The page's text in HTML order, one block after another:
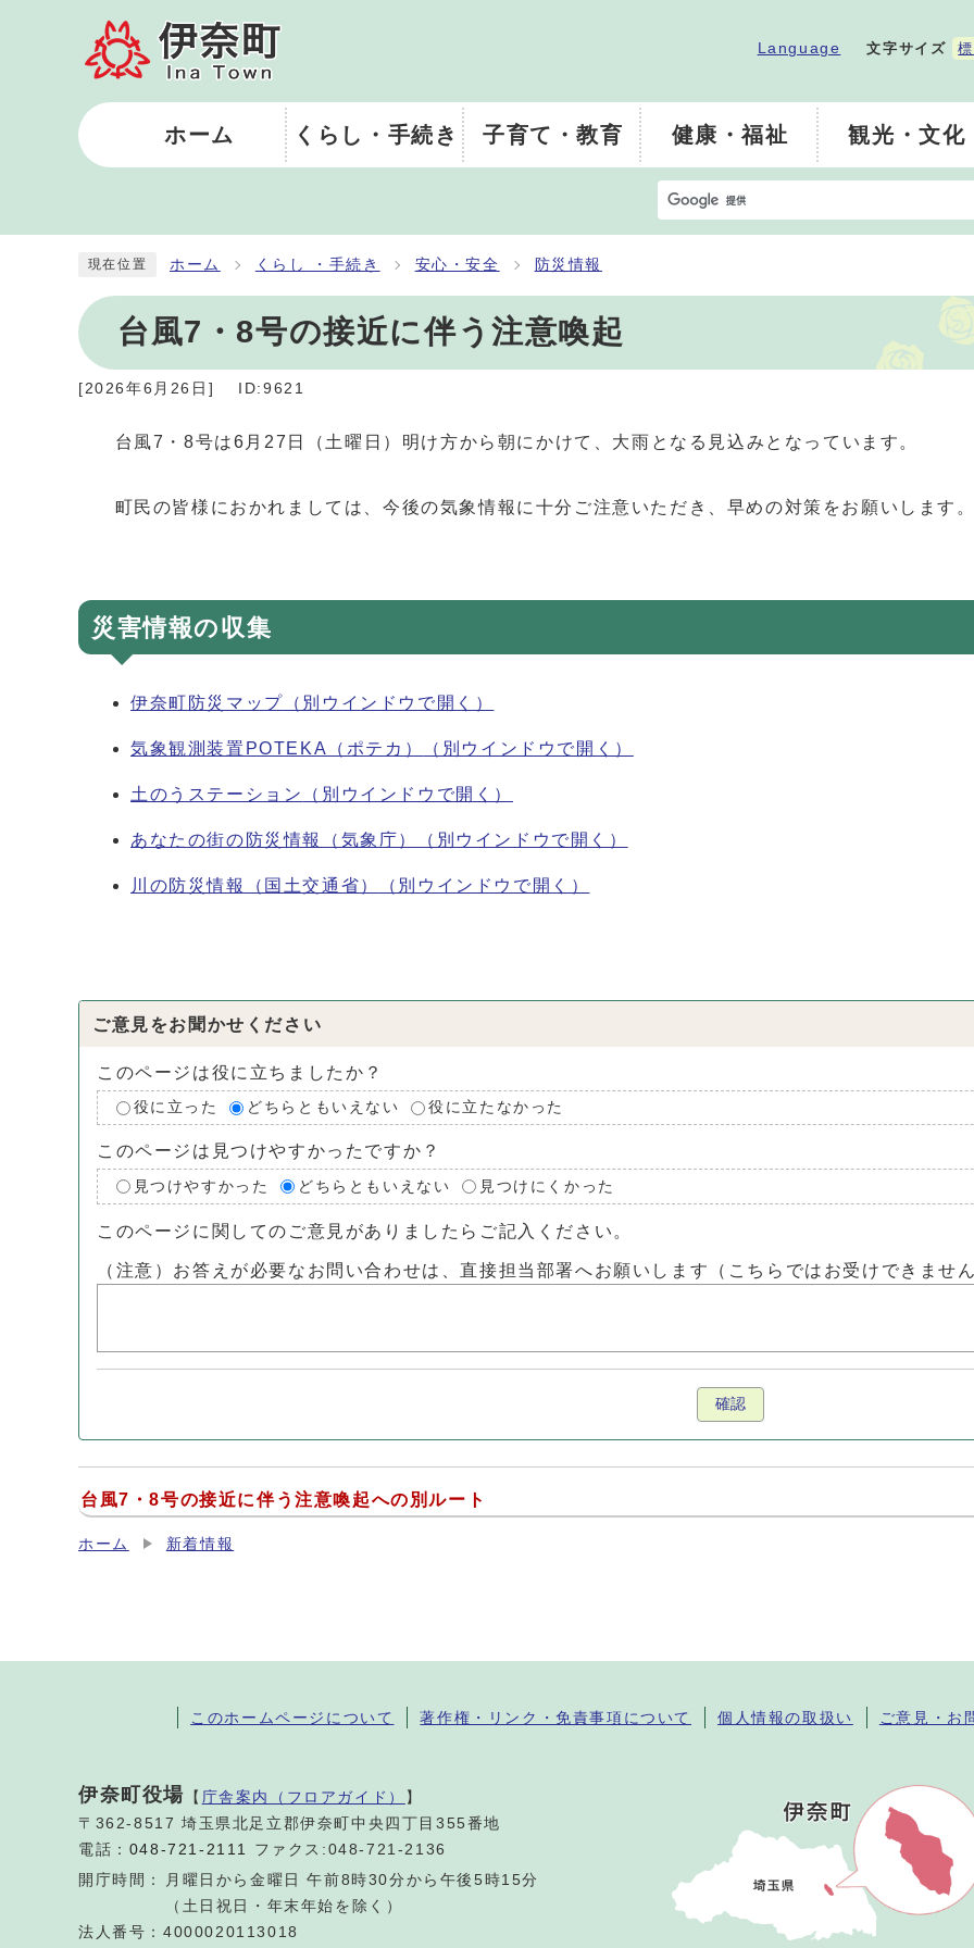
Language 文字サイズ
ホーム くらし・手続き 子育て・教育 健康・福祉 観光・文化
現在位置 ホーム くらし ・手続き 安心・安全 防災情報
台風7・8号の接近に伴う注意喚起
[2026年6月26日 ] ID:9621
台風7・8号は6月27日（土曜日）明け方から朝にかけて、大雨となる見込みとなっています。
町民の皆様におかれましては、今後の気象情報に十分ご注意いただき、早めの対策をお願いします
災害情報の収集
伊奈町防災マップ （別ウインドウで開く）
気象観測装置POTEKA（ポテカ） （別ウインドウで開く）
土のうステーション （別ウインドウで開く）
あなたの街の防災情報（気象庁） （別ウインドウで開く）
川の防災情報（国土交通省） （別ウインドウで開く）
ご意見をお聞かせください
このページは役に立ちましたか？
役に立った どちらともいえない 役に立たなかった
このページは見つけやすかったですか？
見つけやすかった どちらともいえない 見つけにくかった
このページに関してのご意見がありましたらご記入ください。
（注意）お答えが必要なお問い合わせは、直接担当部署へお願いします（こちらではお受けできませ
確認
台風7・8号の接近に伴う注意喚起への別ルート
ホーム 新着情報
このホームページについて 著作権・リンク・免責事項について 個人情報の取扱い ご意見・お
伊奈町役場 【 庁舎案内（フロアガイド） 】
〒362-8517 埼玉県北足立郡伊奈町中央四丁目355番地
電話： 048-721-2111
ファクス:048-721-2136
開庁時間：
月曜日から金曜日 午前8時30分から午後5時15分
（土日祝日・年末年始を除く）
法人番号：4000020113018